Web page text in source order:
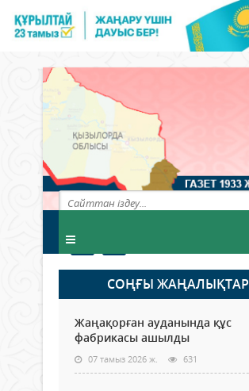
СОҢҒЫ ЖАҢАЛЫҚТАР
Жаңақорған ауданында құс
фабрикасы ашылды
07 тамыз 2026 ж. 631